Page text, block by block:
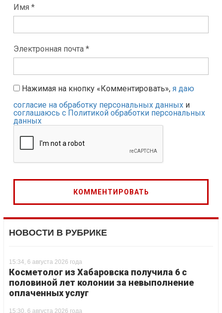
Имя *
Электронная почта *
Нажимая на кнопку «Комментировать», я даю
согласие на обработку персональных данных и
соглашаюсь с Политикой обработки персональных
данных
НОВОСТИ В РУБРИКЕ
15:34, 6 августа 2026 года
Косметолог из Хабаровска получила 6 с
половиной лет колонии за невыполнение
оплаченных услуг
15:30, 6 августа 2026 года